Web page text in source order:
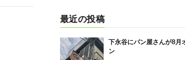
最近の投稿
下永谷にパン屋さんが8月
ン